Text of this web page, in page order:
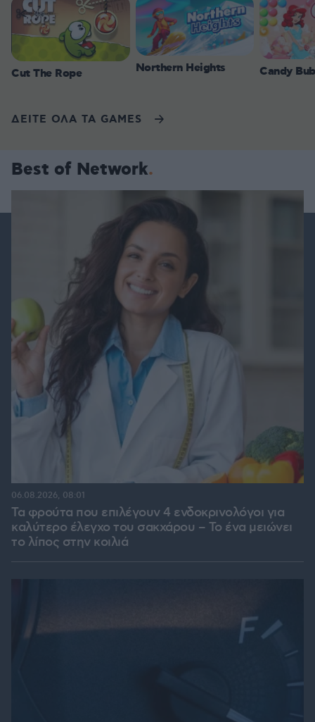
Cut The Rope Northern Heights Candy
ΔΕΙΤΕ ΟΛΑ ΤΑ GAMES
Best of Network
Τα φρούτα που επιλέγουν 4 ενδοκρινολόγοι για
καλύτερο έλεγχο του σακχάρου – Το ένα μειώνει
το λίπος στην κοιλιά
06.08.2026, 08:01